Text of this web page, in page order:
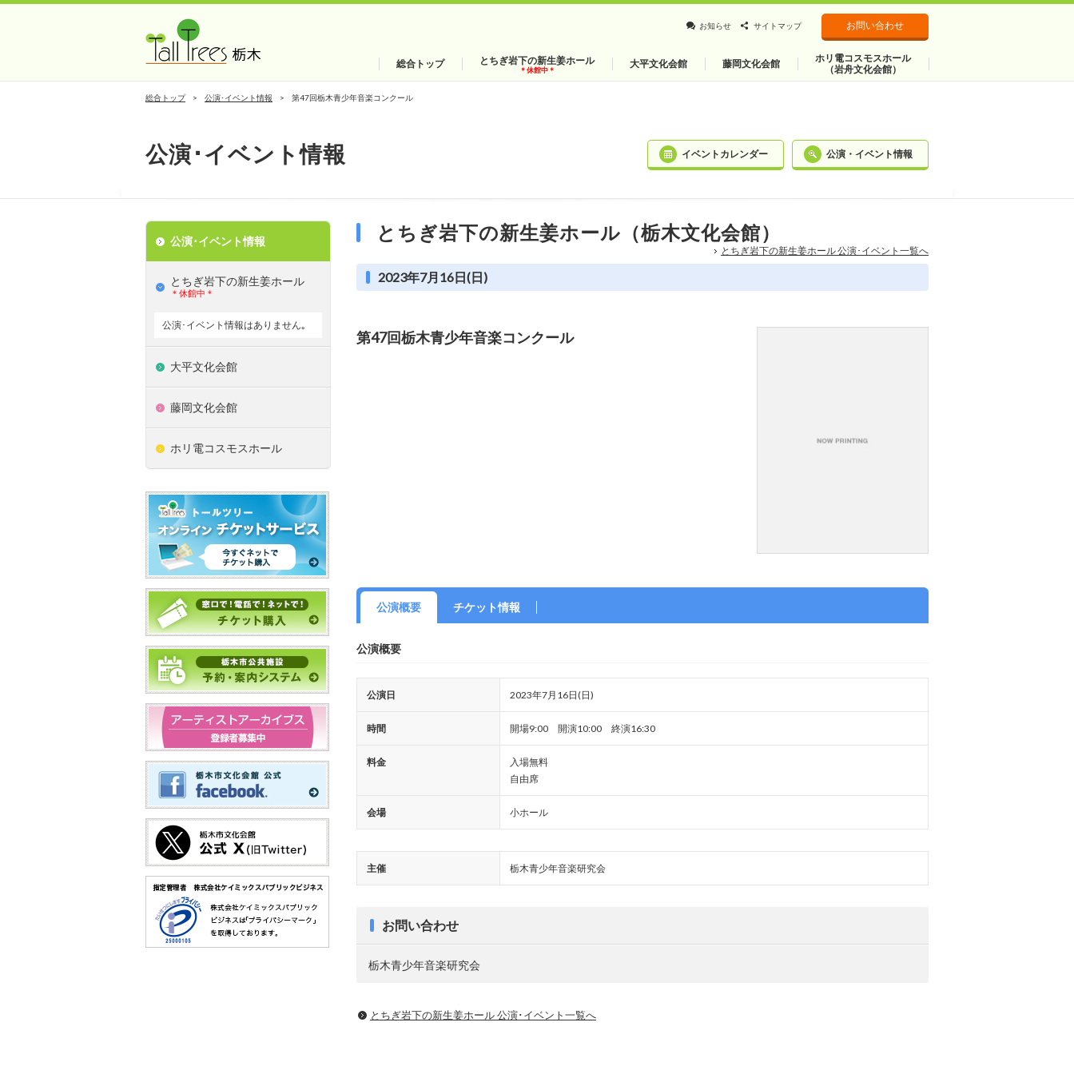
総合トップ とちぎ岩下の新生姜ホール
＊休館中＊ 大平文化会館 藤岡文化会館
ホリ電コスモスホール
（岩舟文化会館）
お知らせ サイトマップ お問い合わせ
総合トップ 公演･イベント情報 第47回栃木青少年音楽コンクール
公演･イベント情報 イベントカレンダー 公演・イベント情報
とちぎ岩下の新生姜ホール（栃木文化会館）
とちぎ岩下の新⽣姜ホール 公演･イベント一覧へ
2023年7月16日(日)
第47回栃木青少年音楽コンクール
公演概要 チケット情報
公演概要
公演日 2023年7月16日(日)
時間 開場9:00 開演10:00 終演16:30
料金
入場無料
自由席
会場 小ホール
主催 栃木青少年音楽研究会
お問い合わせ
栃木青少年音楽研究会
とちぎ岩下の新⽣姜ホール 公演･イベント一覧へ
公演･イベント情報
とちぎ岩下の新⽣姜ホール
＊休館中＊
公演･イベント情報はありません｡
大平文化会館
藤岡文化会館
ホリ電コスモスホール